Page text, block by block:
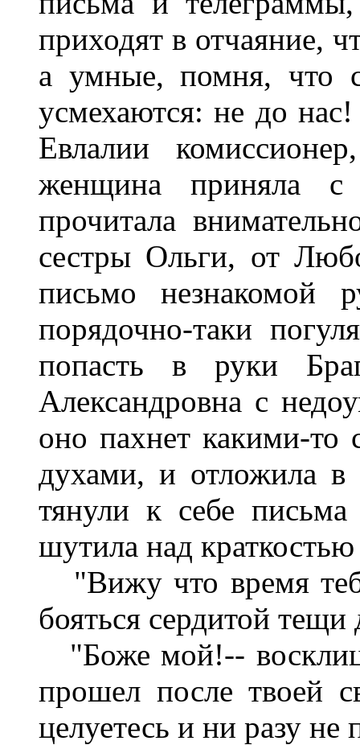
приходят в отчаяние,
а умные, помня, что
усмехаются: не до
Евлалии
женщина приняла с
прочитала
сестры Ольги, от
письмо незнакомой
порядочно-таки
попасть в руки
Александровна с
оно пахнет какими-то
духами, и отложила
тянули к себе
шутила над
"Вижу что время
бояться сердитой
"Боже мой!--
прошел после твоей
целуетесь и ни разу не